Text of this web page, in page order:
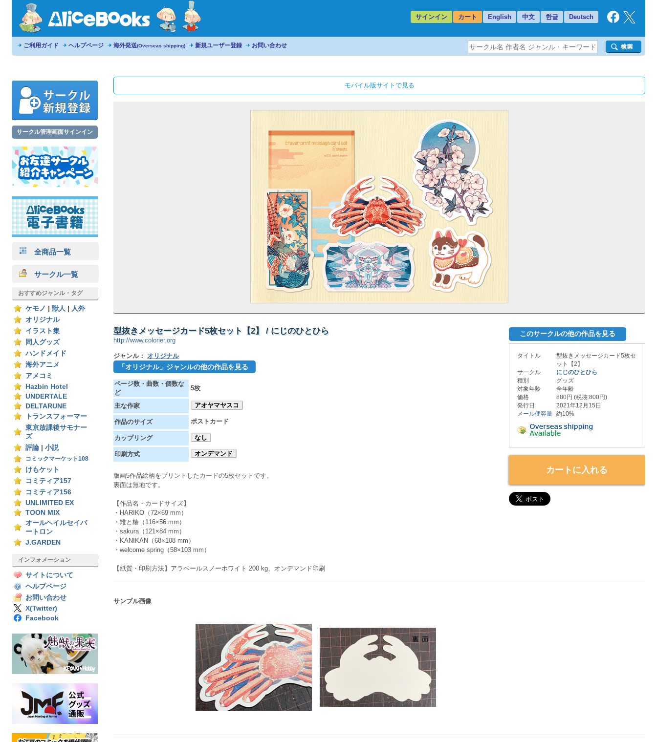
サインイン カート English 中文 한글 Deutsch
ご利用ガイド ヘルプページ 海外発送(Overseas shipping) 新規ユーザー登録 お問い合わせ
サークル管理画面サインイン
全商品一覧
サークル一覧
おすすめジャンル・タグ
ケモノ 獣人
人外
オリジナル
イラスト集
同人グッズ
ハンドメイド
海外アニメ
アメコミ
Hazbin Hotel
UNDERTALE
DELTARUNE
トランスフォーマー
東京放課後サモナー
ズ
評論
小説
コミックマーケット108
けもケット
コミティア157
コミティア156
UNLIMITED EX
TOON MIX
オールヘイルセイバ
ートロン
J.GARDEN
インフォメーション
サイトについて
ヘルプページ
お問い合わせ
X(Twitter)
Facebook
モバイル版サイトで見る
型抜きメッセージカード5枚セット【2】 / にじのひとひら
http://www.colorier.org
ジャンル： オリジナル
「オリジナル」ジャンルの他の作品を見る
ページ数・曲数・個数な
ど
5枚
主な作家 アオヤマヤスコ
作品のサイズ ポストカード
カップリング なし
印刷方式 オンデマンド
版画5作品絵柄をプリントしたカードの5枚セットです。
裏面は無地です。
【作品名・カードサイズ】
・HARIKO（72×69 mm）
・雉と椿（116×56 mm）
・sakura（121×84 mm）
・KANIKAN（68×108 mm）
・welcome spring（58×103 mm）
【紙質・印刷方法】アラベールスノーホワイト 200 kg、オンデマンド印刷
このサークルの他の作品を見る
タイトル
型抜きメッセージカード5枚セ
ット【2】
サークル
にじのひとひら
種別
グッズ
対象年齢
全年齢
価格
880円 (税抜:800円)
発行日
2021年12月15日
メール便容量 約10%
カートに入れる
サンプル画像